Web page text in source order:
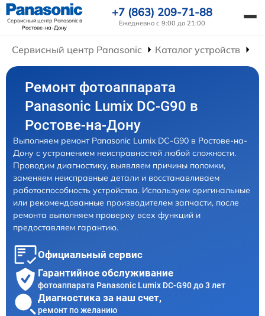
Сервисный центр Panasonicв
Ростове-на-Дону
+7 (863) 209-71-88
Ежедневно с 9:00 до 21:00
Сервисный центр Panasonic Каталог устройств
Ремонт фотоаппарата
Panasonic Lumix DC-G90 в
Ростове-на-Дону
Выполняем ремонт Panasonic Lumix DC-G90 в Ростове-на-
Дону с устранением неисправностей любой сложности.
Проводим диагностику, выявляем причины поломки,
заменяем неисправные детали и восстанавливаем
работоспособность устройства. Используем оригинальные
или рекомендованные производителем запчасти, после
ремонта выполняем проверку всех функций и
предоставляем гарантию.
Официальный сервис
Гарантийное обслуживание
фотоаппарата Panasonic Lumix DC-G90 до 3 лет
Диагностика за наш счет,
ремонт по желанию